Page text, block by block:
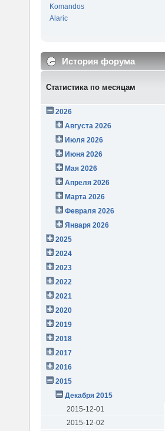
Komandos
Alaric
История форума
Статистика по месяцам
2026
Августа 2026
Июля 2026
Июня 2026
Мая 2026
Апреля 2026
Марта 2026
Февраля 2026
Января 2026
2025
2024
2023
2022
2021
2020
2019
2018
2017
2016
2015
Декабря 2015
2015-12-01
2015-12-02